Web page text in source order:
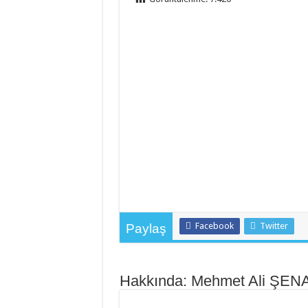
Paylaş Facebook Twitter
Hakkında: Mehmet Ali